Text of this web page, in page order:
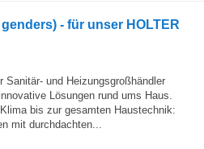
- für unser HOLTER
Sanitär- und Heizungsgroßhändler
Lösungen rund ums Haus.
bis zur gesamten Haustechnik:
mit durchdachten...